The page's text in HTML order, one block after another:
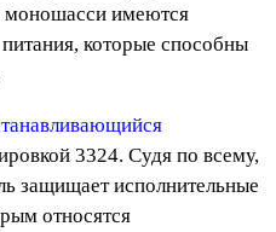
моношасси имеются
которые способны
3324. Судя по всему,
защищает исполнительные
относятся